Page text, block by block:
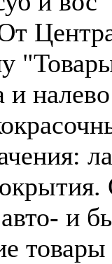
и налево
и
товары